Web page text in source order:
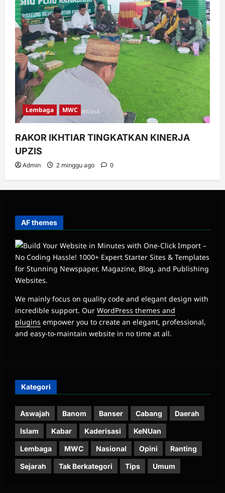
Lembaga MWC
RAKOR IKHTIAR TINGKATKAN KINERJA
UPZIS
Admin 2 minggu ago 0
AF themes
We mainly focus on quality code and elegant design with
incredible support. Our WordPress themes and
plugins empower you to create an elegant, professional,
and easy-to-maintain website in no time at all.
Kategori
Aswajah Banom Banser Cabang Daerah
Islam Kabar Kaderisasi KeNUan
Lembaga MWC Nasional Opini Ranting
Sejarah Tak Berkategori Tips Umum